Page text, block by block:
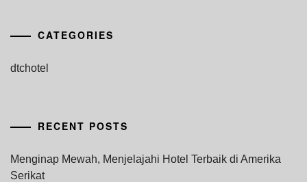
CATEGORIES
dtchotel
RECENT POSTS
Menginap Mewah, Menjelajahi Hotel Terbaik di Amerika
Serikat